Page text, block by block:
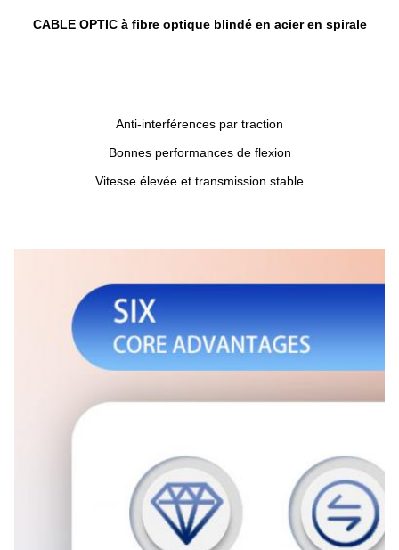
CABLE OPTIC à fibre optique blindé en acier en spirale
Anti-interférences par traction
Bonnes performances de flexion
Vitesse élevée et transmission stable